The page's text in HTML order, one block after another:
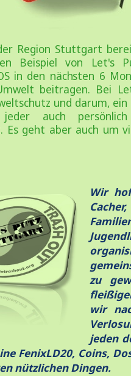
Region Stuttgart
Beispiel von Let's
in den nächsten 6
beitragen. Bei
und darum, ein
jeder auch
Es geht aber auch um
Wir
zu
wir
jeden
FenixLD20, Coins,
nützlichen Dingen.